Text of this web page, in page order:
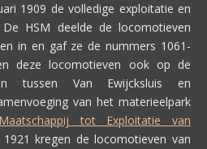
1909 de volledige exploitatie en
HSM deelde de locomotieven
in en gaf ze de nummers 1061-
deze locomotieven ook op de
tussen Van Ewijcksluis en
van het materieelpark
Maatschappij tot Exploitatie van
1921 kregen de locomotieven van